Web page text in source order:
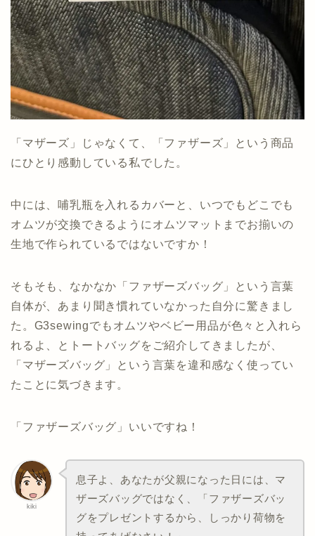
「マザーズ」じゃなくて、「ファザーズ」という商品
にひとり感動している私でした。
中には、哺乳瓶を入れるカバーと、いつでもどこでも
オムツが交換できるようにオムツマットまでお揃いの
生地で作られているではないですか！
そもそも、なかなか「ファザーズバッグ」という言葉
自体が、あまり聞き慣れていなかった自分に驚きまし
た。G3sewingでもオムツやベビー用品が色々と入れら
れるよ、とトートバッグをご紹介してきましたが、
「マザーズバッグ」という言葉を違和感なく使ってい
たことに気づきます。
「ファザーズバッグ」いいですね！
kiki
息子よ、あなたが父親になった日には、マ
ザーズバッグではなく、「ファザーズバッ
グをプレゼントするから、しっかり荷物を